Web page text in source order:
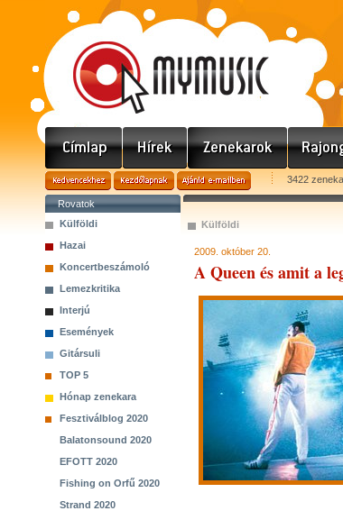
3422
Rovatok
Külföldi
Hazai
Koncertbeszámoló
Lemezkritika
Interjú
Események
Gitársuli
TOP 5
Hónap zenekara
Fesztiválblog 2020
Balatonsound 2020
EFOTT 2020
Fishing on Orfű 2020
Strand 2020
Külföldi
2009. október 20.
A Queen és amit a